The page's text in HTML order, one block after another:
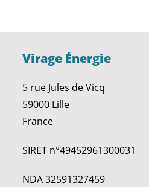
Virage Énergie
5 rue Jules de Vicq
59000 Lille
France
SIRET n°49452961300031
NDA 32591327459